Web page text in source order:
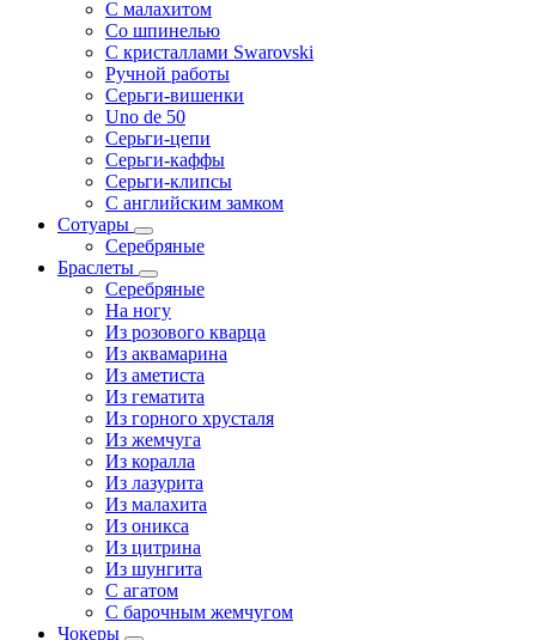
С малахитом
Со шпинелью
С кристаллами Swarovski
Ручной работы
Серьги-вишенки
Uno de 50
Серьги-цепи
Серьги-каффы
Серьги-клипсы
С английским замком
Сотуары
Серебряные
Браслеты
Серебряные
На ногу
Из розового кварца
Из аквамарина
Из аметиста
Из гематита
Из горного хрусталя
Из жемчуга
Из коралла
Из лазурита
Из малахита
Из оникса
Из цитрина
Из шунгита
С агатом
С барочным жемчугом
Чокеры